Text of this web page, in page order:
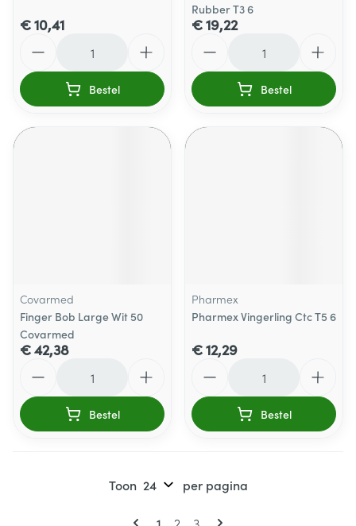
€ 10,41
Bestel
Rubber T3 6
€ 19,22
Bestel
Covarmed
Finger Bob Large Wit 50
Covarmed
€ 42,38
Bestel
Pharmex
Pharmex Vingerling Ctc T5 6
€ 12,29
Bestel
Pagina's
U lees momenteel pagina
PaginaPagina
Toon per pagina